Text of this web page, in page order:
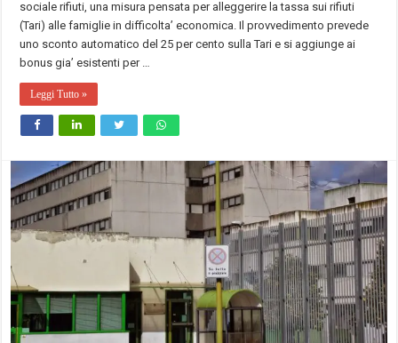
sociale rifiuti, una misura pensata per alleggerire la tassa sui rifiuti
(Tari) alle famiglie in difficolta’ economica. Il provvedimento prevede
uno sconto automatico del 25 per cento sulla Tari e si aggiunge ai
bonus gia’ esistenti per …
Leggi Tutto »